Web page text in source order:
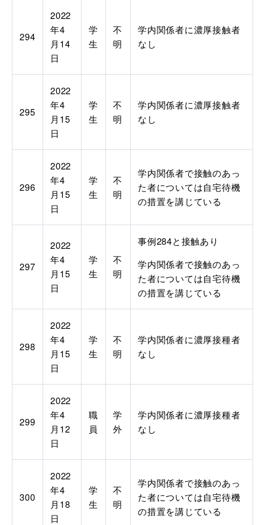
294
2022
年4
月 14
日
学
生
不
明
学内関係者に濃厚接触者
なし
295
2022
年4
月 15
日
学
生
不
明
学内関係者に濃厚接触者
なし
296
2022
年4
月 15
日
学
生
不
明
学内関係者で接触のあっ
た者については自宅待機
の措置を講じている
297
2022
年4
月 15
日
学
生
不
明
事例284と接触あり
学内関係者で接触のあっ
た者については自宅待機
の措置を講じている
298
2022
年4
月 15
日
学
生
不
明
学内関係者に濃厚接種者
なし
299
2022
年4
月 12
日
職
員
学
外
学内関係者に濃厚接種者
なし
300
2022
年4
月 18
日
学
生
不
明
学内関係者で接触のあっ
た者については自宅待機
の措置を講じている